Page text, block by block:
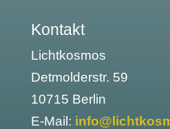
Kontakt
Lichtkosmos
Detmolderstr. 59
10715 Berlin
E-Mail: